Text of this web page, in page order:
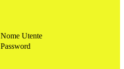
Nome Utente
Password